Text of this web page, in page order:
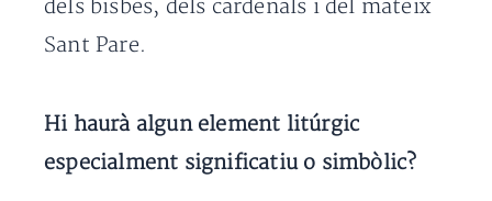
dels bisbes, dels cardenals i del mateix
Sant Pare.
Hi haurà algun element litúrgic
especialment significatiu o simbòlic?